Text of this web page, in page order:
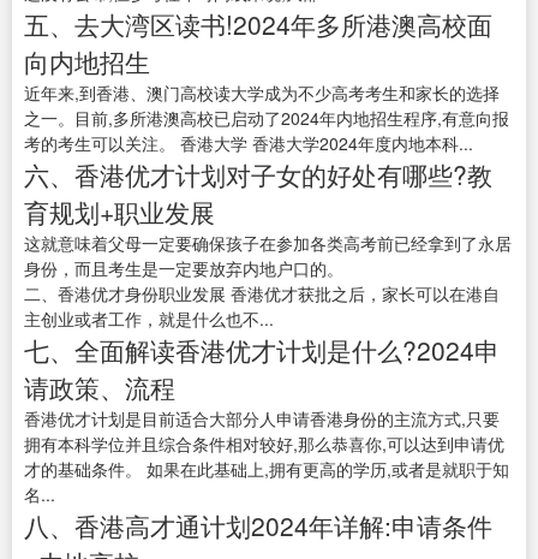
五、去大湾区读书!2024年多所港澳高校面
向内地招生
近年来,到香港、澳门高校读大学成为不少高考考生和家长的选择
之一。目前,多所港澳高校已启动了2024年内地招生程序,有意向报
考的考生可以关注。 香港大学 香港大学2024年度内地本科...
六、香港优才计划对子女的好处有哪些?教
育规划+职业发展
这就意味着父母一定要确保孩子在参加各类高考前已经拿到了永居
身份，而且考生是一定要放弃内地户口的。
二、香港优才身份职业发展 香港优才获批之后，家长可以在港自
主创业或者工作，就是什么也不...
七、全面解读香港优才计划是什么?2024申
请政策、流程
香港优才计划是目前适合大部分人申请香港身份的主流方式,只要
拥有本科学位并且综合条件相对较好,那么恭喜你,可以达到申请优
才的基础条件。 如果在此基础上,拥有更高的学历,或者是就职于知
名...
八、香港高才通计划2024年详解:申请条件